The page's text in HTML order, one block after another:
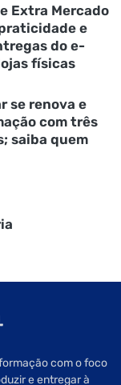
Extra Mercado
e
do e-
físicas
se renova e
com três
saiba quem
com o foco
e entregar à